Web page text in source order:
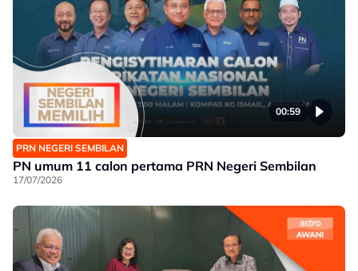
00:59
PRN NEGERI SEMBILAN
PN umum 11 calon pertama PRN Negeri Sembilan
17/07/2026